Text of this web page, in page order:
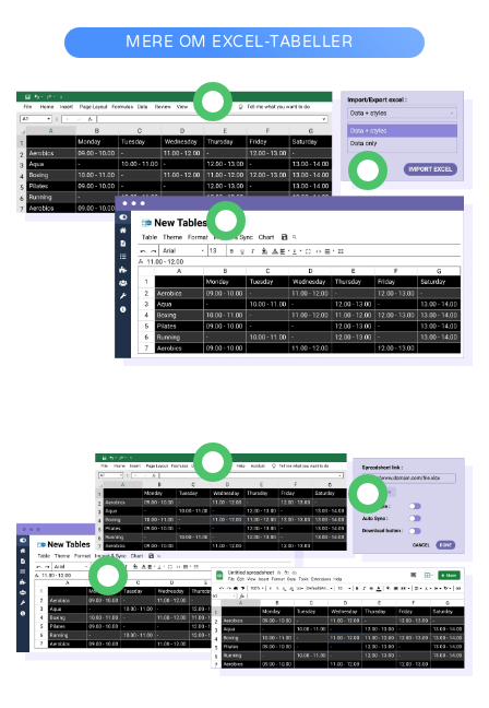
MERE OM EXCEL-TABELLER